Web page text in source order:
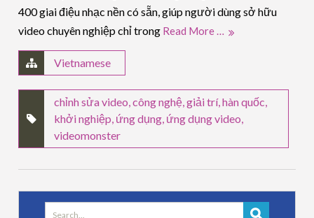
400 giai điệu nhạc nền có sẵn, giúp người dùng sở hữu
video chuyên nghiệp chỉ trong Read More …
Vietnamese
chỉnh sửa video ,công nghệ ,giải trí,hàn quốc
khởi nghiệp ứng dụng ứng dụng video
videomonster
Search